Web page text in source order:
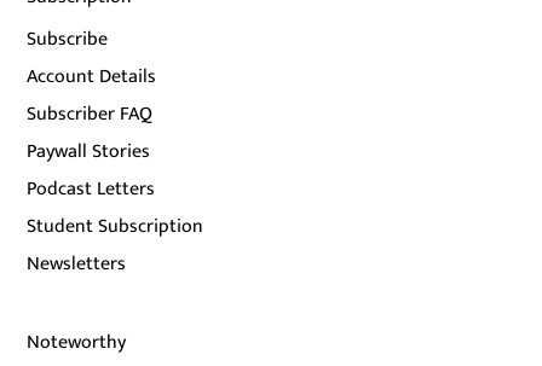
Subscribe
Account Details
Subscriber FAQ
Paywall Stories
Podcast Letters
Student Subscription
Newsletters
Noteworthy